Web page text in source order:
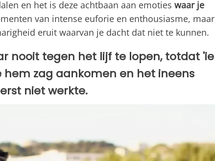
en het is deze achtbaan aan emoties waar je
van intense euforie en enthousiasme, maar
eruit waarvan je dacht dat niet te kunnen.
nooit tegen het lijf te lopen, totdat 'ie
hem zag aankomen en het ineens
niet werkte.